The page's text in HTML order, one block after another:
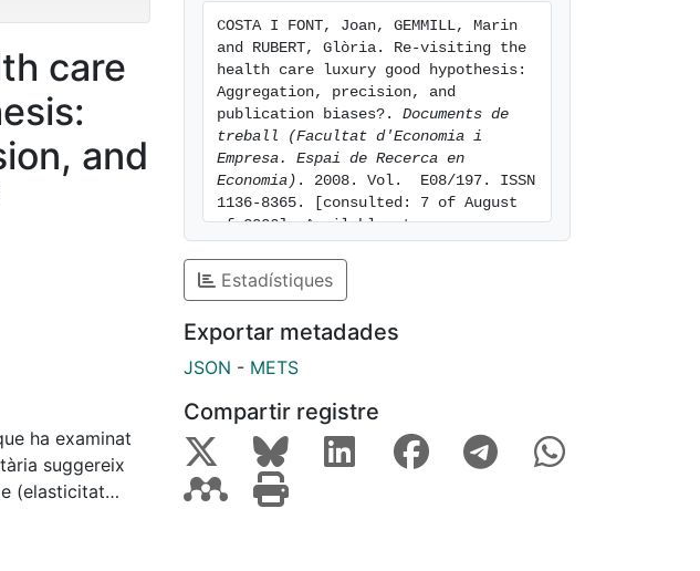
care
and
ha examinat
suggereix
(elasticitat
es
COSTA I FONT, Joan, GEMMILL, Marin
and RUBERT, Glòria. Re-visiting the
health care luxury good hypothesis:
Aggregation, precision, and
publication biases?. Documents de
treball (Facultat d'Economia i
Empresa. Espai de Recerca en
Economia) . 2008. Vol.  E08/197. ISSN
1136-8365. [consulted: 7 of August
of 2026]. Available at:
Estadístiques
Exportar metadades
JSON - METS
Compartir registre